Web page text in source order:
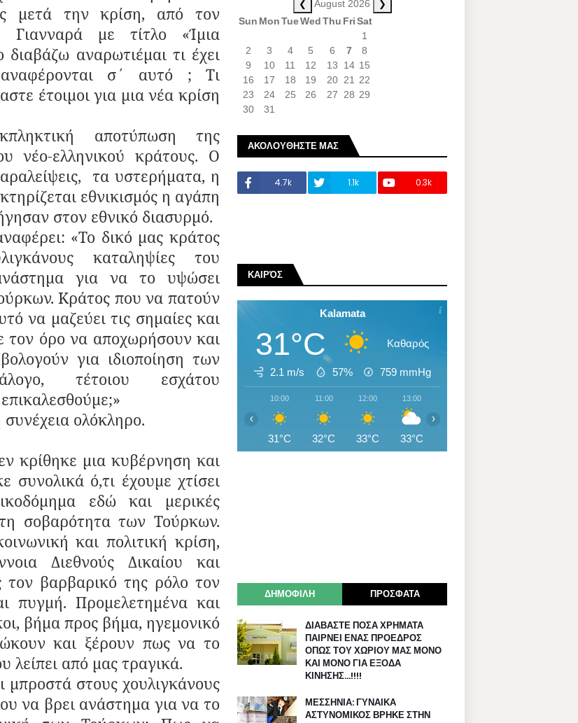
μετά την κρίση, από τον
με τίτλο «Ίμια
αναρωτιέμαι τι έχει
σ΄ αυτό ; Τι
έτοιμοι για μια νέα κρίση
αποτύπωση της
νέο-ελληνικού κράτους. Ο
τα υστερήματα, η
εθνικισμός η αγάπη
στον εθνικό διασυρμό.
«Το δικό μας κράτος
καταληψίες του
για να το υψώσει
Κράτος που να πατούν
να μαζεύει τις σημαίες και
τον όρο να αποχωρήσουν και
για ιδιοποίηση των
τέτοιου εσχάτου
ολόκληρο.
μια κυβέρνηση και
συνολικά ό,τι έχουμε χτίσει
εδώ και μερικές
σοβαρότητα των Τούρκων.
και πολιτική κρίση,
Διεθνούς Δικαίου και
βαρβαρικό της ρόλο τον
πυγμή. Προμελετημένα και
βήμα προς βήμα, ηγεμονικό
και ξέρουν πως να το
λείπει από μας τραγικά.
στους χουλιγκάνους
να βρει ανάστημα για να το
❮ August 2026 ❯
Sun MonTueWedThu FriSat
1
2
3 4 5 6 7
8
9
10 11 12 13 14 15
16
17 18 19 20 21
22
23
24 25 26 27 28 29
30
31
ΑΚΟΛΟΥΘΗΣΤΕ ΜΑΣ
4.7k 1.1k 0.3k
ΚΑΙΡΌΣ
Kalamata
31°C Καθαρός
2.1 m/s 57% 759 mmHg
10:00
31°C
11:00
32°C
12:00
33°C
13:00
33°C
‹ ›
ΔΗΜΟΦΙΛΗ ΠΡΟΣΦΑΤΑ
ΔΙΑΒΑΣΤΕ ΠΟΣΑ ΧΡΗΜΑΤΑ
ΠΑΙΡΝΕΙ ΕΝΑΣ ΠΡΟΕΔΡΟΣ
ΟΠΩΣ ΤΟΥ ΧΩΡΙΟΥ ΜΑΣ ΜΟΝΟ
ΚΑΙ ΜΟΝΟ ΓΙΑ ΕΞΟΔΑ
ΚΙΝΗΣΗΣ…!!!!
ΜΕΣΣΗΝΙΑ: ΓΥΝΑΙΚΑ
ΑΣΤΥΝΟΜΙΚΟΣ ΒΡΗΚΕ ΣΤΗΝ